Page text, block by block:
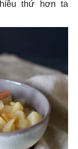
thứ hơn ta